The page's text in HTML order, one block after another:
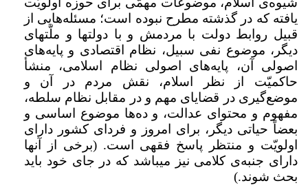
یافته که در گذشته مطرح نبوده است؛ مسئله‌هایی از
قبیل روابط دولت با مردمش و با دولتها و ملّتهای
دیگر، موضوع نفی سبیل، نظام اقتصادی و پایه‌های
اصولی آن، پایه‌های اصولی نظام اسلامی، منشأ
حاکمیّت از نظر اسلام، نقش مردم در آن و
موضع‌گیری در قضایای مهم و در مقابل نظام سلطه،
مفهوم و محتوای عدالت، و ده‌ها موضوع اساسی و
بعضاً حیاتی دیگر، برای امروز و فردای کشور دارای
اولویّت و منتظر پاسخ فقهی است. (برخی از آنها
دارای جنبه‌ی کلامی نیز میباشد که در جای خود باید
بحث شوند.)